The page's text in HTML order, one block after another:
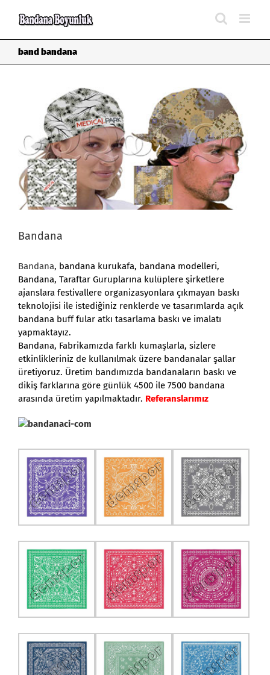
band bandana
Bandana
Bandana, bandana kurukafa, bandana modelleri,
Bandana, Taraftar Guruplarına kulüplere şirketlere
ajanslara festivallere organizasyonlara çıkmayan baskı
teknolojisi ile istediğiniz renklerde ve tasarımlarda açık
bandana buff fular atkı tasarlama baskı ve imalatı
yapmaktayız.
Bandana, Fabrikamızda farklı kumaşlarla, sizlere
etkinlikleriniz de kullanılmak üzere bandanalar şallar
üretiyoruz. Üretim bandımızda bandanaların baskı ve
dikiş farklarına göre günlük 4500 ile 7500 bandana
arasında üretim yapılmaktadır. Referanslarımız